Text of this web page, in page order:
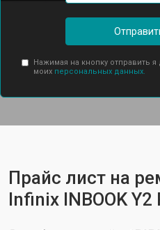
Нажимая на кнопку отправить
моих персональных данных.
Прайс лист на
Infinix INBOOK Y2